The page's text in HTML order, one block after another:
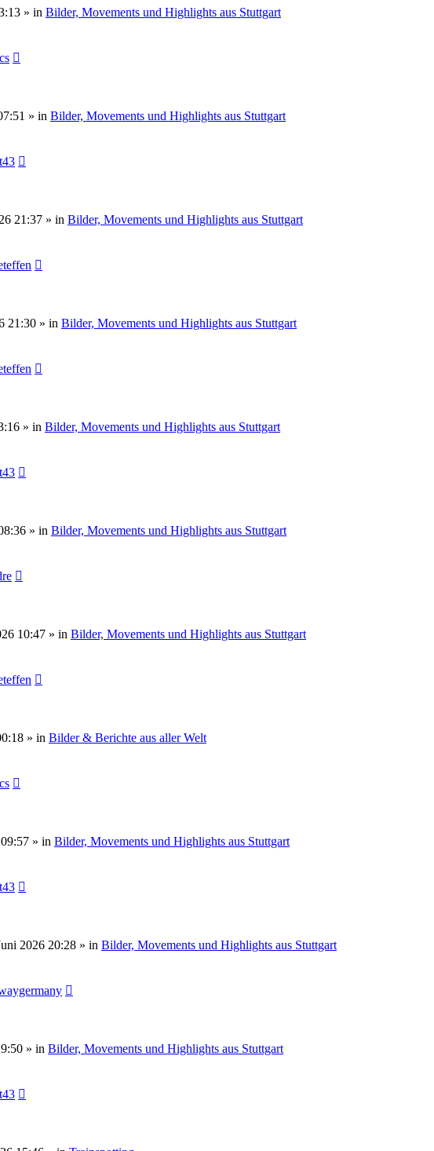
» in Bilder, Movements und Highlights aus Stuttgart
» in Bilder, Movements und Highlights aus Stuttgart
21:37 » in Bilder, Movements und Highlights aus Stuttgart
21:30 » in Bilder, Movements und Highlights aus Stuttgart
» in Bilder, Movements und Highlights aus Stuttgart
» in Bilder, Movements und Highlights aus Stuttgart
10:47 » in Bilder, Movements und Highlights aus Stuttgart
» in Bilder & Berichte aus aller Welt
» in Bilder, Movements und Highlights aus Stuttgart
2026 20:28 » in Bilder, Movements und Highlights aus Stuttgart
» in Bilder, Movements und Highlights aus Stuttgart